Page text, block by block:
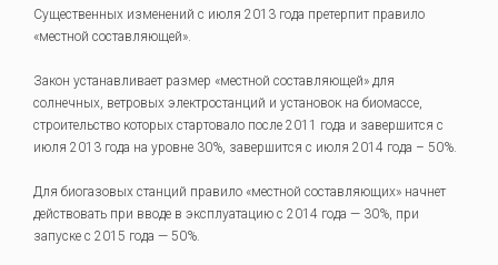
Существенных изменений с июля 2013 года претерпит правило
«местной составляющей».
Закон устанавливает размер «местной составляющей» для
солнечных, ветровых электростанций и установок на биомассе,
строительство которых стартовало после 2011 года и завершится с
июля 2013 года на уровне 30%, завершится с июля 2014 года – 50%.
Для биогазовых станций правило «местной составляющих» начнет
действовать при вводе в эксплуатацию с 2014 года — 30%, при
запуске с 2015 года — 50%.